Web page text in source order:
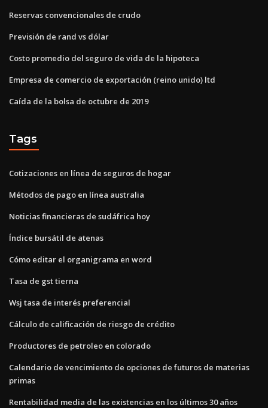
Reservas convencionales de crudo
Previsión de rand vs dólar
Costo promedio del seguro de vida de la hipoteca
Empresa de comercio de exportación (reino unido) ltd
Caída de la bolsa de octubre de 2019
Tags
Cotizaciones en línea de seguros de hogar
Métodos de pago en línea australia
Noticias financieras de sudáfrica hoy
Índice bursátil de atenas
Cómo editar el organigrama en word
Tasa de gst tierna
Wsj tasa de interés preferencial
Cálculo de calificación de riesgo de crédito
Productores de petroleo en colorado
Calendario de vencimiento de opciones de futuros de materias
primas
Rentabilidad media de las existencias en los últimos 30 años